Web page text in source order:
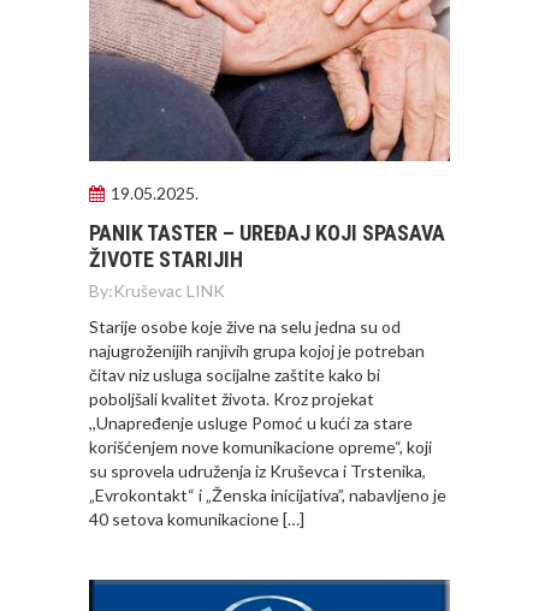
19.05.2025.
PANIK TASTER – UREĐAJ KOJI SPASAVA
ŽIVOTE STARIJIH
By:Kruševac LINK
Starije osobe koje žive na selu jedna su od
najugroženijih ranjivih grupa kojoj je potreban
čitav niz usluga socijalne zaštite kako bi
poboljšali kvalitet života. Kroz projekat
,,Unapređenje usluge Pomoć u kući za stare
korišćenjem nove komunikacione opreme“, koji
su sprovela udruženja iz Kruševca i Trstenika,
„Evrokontakt“ i „Ženska inicijativa”, nabavljeno je
40 setova komunikacione […]